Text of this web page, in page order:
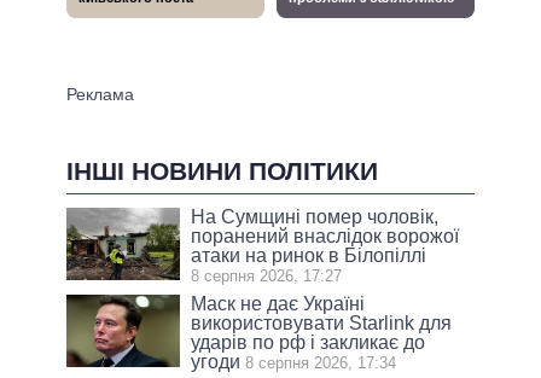
ІНШІ НОВИНИ ПОЛІТИКИ
На Сумщині помер чоловік,
поранений внаслідок ворожої
атаки на ринок в Білопіллі
8 серпня 2026, 17:27
Маск не дає Україні
використовувати Starlink для
ударів по рф і закликає до
угоди 8 серпня 2026, 17:34